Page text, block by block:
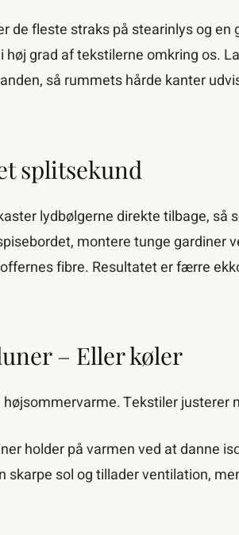
de fleste straks på stearinlys og en
grad af tekstilerne omkring os.
så rummets hårde kanter
splitsekund
lydbølgerne direkte tilbage, så
montere tunge gardiner
fibre. Resultatet er færre
– Eller køler
Tekstiler justerer
holder på varmen ved at danne
skarpe sol og tillader ventilation,